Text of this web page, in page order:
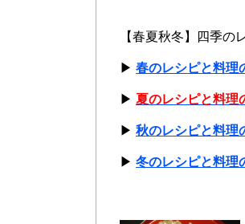
【春夏秋冬】四季の
▶ 春のレシピと料理
▶ 夏のレシピと料理
▶ 秋のレシピと料理
▶ 冬のレシピと料理